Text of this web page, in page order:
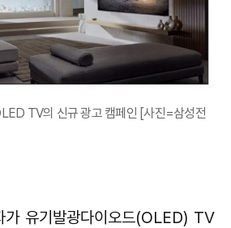
TV의 신규 광고 캠페인 [사진=삼성전
가 유기발광다이오드(OLED) TV